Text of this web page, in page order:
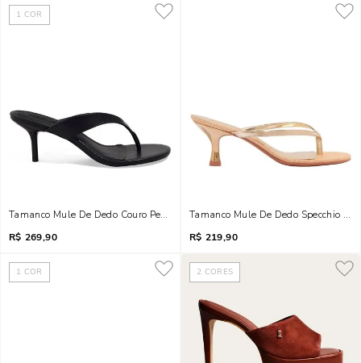
1 COR
Tamanco Mule De Dedo Couro Pelica Salto Baixo Fino Preto
R$ 269,90 R$ 219,90
1 COR 2 CORES